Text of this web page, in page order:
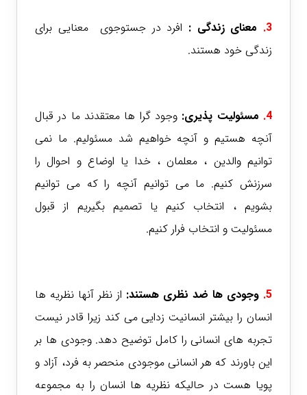
3. معنای زندگی : افرد در جستوجوی معنایی برای
زندگی خود هستند.
4. مسئولیت پذیری: وجود گرا ها معتقدند ما در قبال
آنچه هستیم و آنچه خواهیم شد مسئولیم. ما نمی
توانیم والدین ، معلمان ، خدا یا اوضاع و احوال را
سرزنش کنیم. ما می توانیم آنچه را که می توانیم
بشویم ، انتخاب کنیم یا تصمیم بگیریم از قبول
مسئولیت و انتخاب فرار کنیم.
5. وجودی ها ضد نظری هستند: از نظر آنها نظریه ها
انسان را بیشتر انسانیت زدایی می کند زیرا قادر نیست
تجربه های انسانی را کامل توضیح دهد. وجودی ها بر
این باورند که هر انسانی موجودی منحصر به فرد، آزاد و
پویا هست در حالیکه نظریه ها انسان را به مجموعه